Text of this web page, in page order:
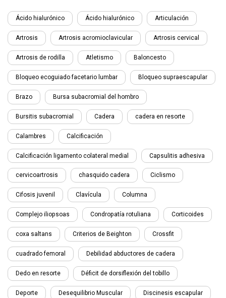
Ácido hialurónico Ácido hialurónico Articulación
Artrosis Artrosis acromioclavicular Artrosis cervical
Artrosis de rodilla Atletismo Baloncesto
Bloqueo ecoguiado facetario lumbar Bloqueo supraescapular
Brazo Bursa subacromial del hombro
Bursitis subacromial Cadera cadera en resorte
Calambres Calcificación
Calcificación ligamento colateral medial Capsulitis adhesiva
cervicoartrosis chasquido cadera Ciclismo
Cifosis juvenil Clavícula Columna
Complejo iliopsoas Condropatía rotuliana Corticoides
coxa saltans Criterios de Beighton Crossfit
cuadrado femoral Debilidad abductores de cadera
Dedo en resorte Déficit de dorsiflexión del tobillo
Deporte Desequilibrio Muscular Discinesis escapular